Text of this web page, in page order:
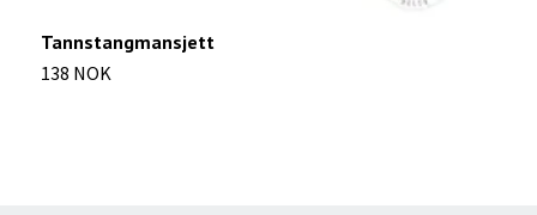
Tannstangmansjett
138 NOK